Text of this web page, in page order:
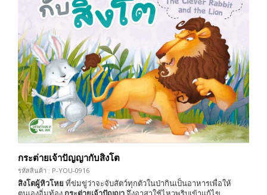
กระต่ายเจ้าปัญญากับสิงโต
รหัสสินค้า : P-YOU-0916
สิงโตผู้หิวโหย ที่ข่มขู่ว่าจะจับสัตว์ทุกตัวในป่ากินเป็นอาหารเพื่อให้